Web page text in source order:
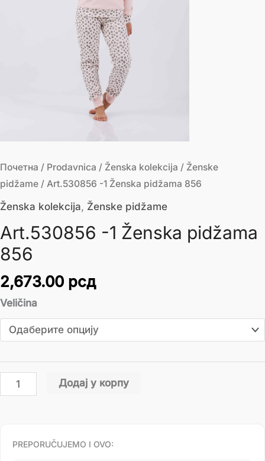
Почетна / Prodavnica / Ženska kolekcija / Ženske
pidžame / Art.530856 -1 Ženska pidžama 856
Ženska kolekcija, Ženske pidžame
Art.530856 -1 Ženska pidžama
856
2,673.00 рсд
Veličina
Додај у корпу
PREPORUČUJEMO I OVO: